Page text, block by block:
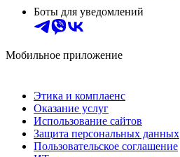
Боты для уведомлений
Мобильное приложение
Этика и комплаенс
Оказание услуг
Использование сайтов
Защита персональных данных
Пользовательское соглашение